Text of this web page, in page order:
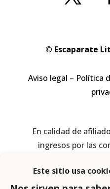
© Escaparate
Aviso legal – Política
En calidad de
ingresos por las